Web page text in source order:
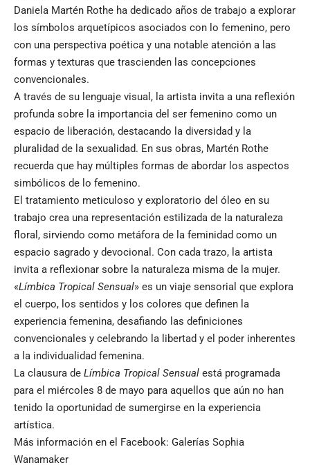
Daniela Martén Rothe ha dedicado años de trabajo a explorar
los símbolos arquetípicos asociados con lo femenino, pero
con una perspectiva poética y una notable atención a las
formas y texturas que trascienden las concepciones
convencionales.
A través de su lenguaje visual, la artista invita a una reflexión
profunda sobre la importancia del ser femenino como un
espacio de liberación, destacando la diversidad y la
pluralidad de la sexualidad. En sus obras, Martén Rothe
recuerda que hay múltiples formas de abordar los aspectos
simbólicos de lo femenino.
El tratamiento meticuloso y exploratorio del óleo en su
trabajo crea una representación estilizada de la naturaleza
floral, sirviendo como metáfora de la feminidad como un
espacio sagrado y devocional. Con cada trazo, la artista
invita a reflexionar sobre la naturaleza misma de la mujer.
«Límbica Tropical Sensual» es un viaje sensorial que explora
el cuerpo, los sentidos y los colores que definen la
experiencia femenina, desafiando las definiciones
convencionales y celebrando la libertad y el poder inherentes
a la individualidad femenina.
La clausura de Límbica Tropical Sensual está programada
para el miércoles 8 de mayo para aquellos que aún no han
tenido la oportunidad de sumergirse en la experiencia
artística.
Más información en el Facebook: Galerías Sophia
Wanamaker